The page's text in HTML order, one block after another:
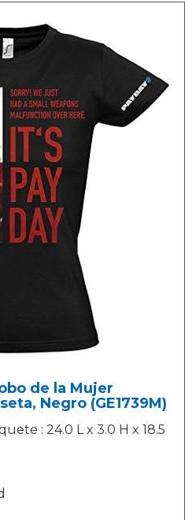
de la Mujer
Negro (GE1739M)
: 24.0 L x 3.0 H x 18.5